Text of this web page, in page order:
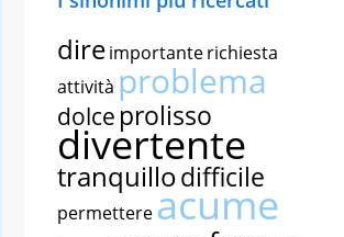
direimportanterichiesta
attività problema
dolce prolisso
divertente
tranquillodifficile
permettereacume